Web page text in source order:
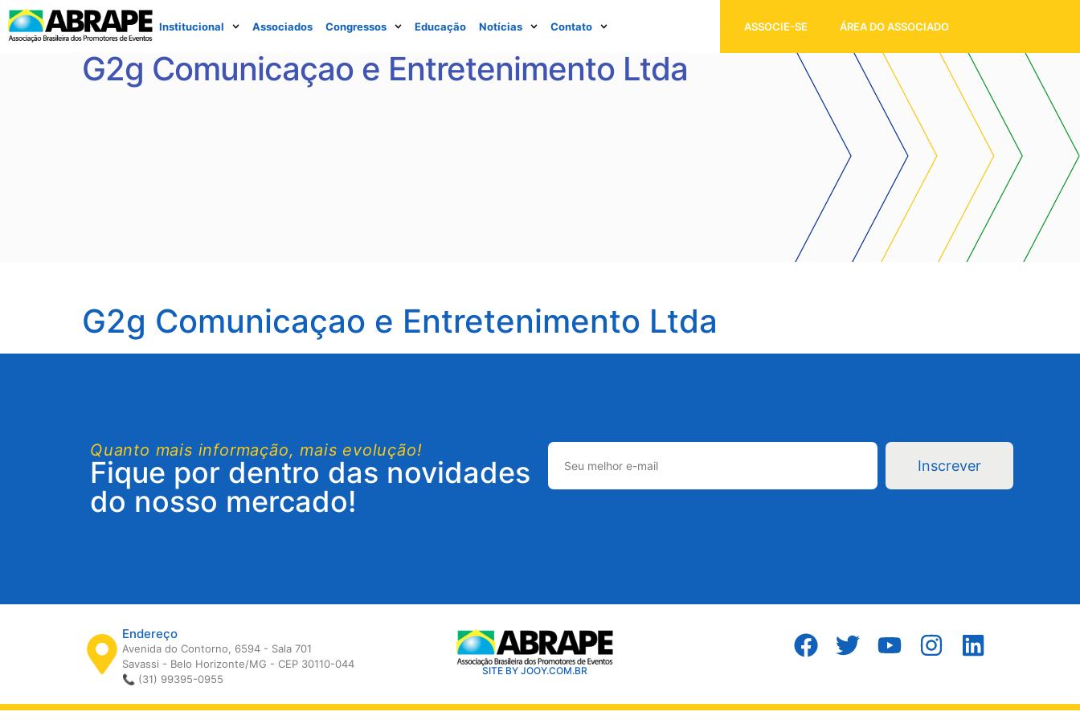
Institucional Associados Congressos Educação Notícias Contato ASSOCIE-SE ÁREA DO ASSOCIADO
G2g Comunicaçao e Entretenimento Ltda
G2g Comunicaçao e Entretenimento Ltda
Quanto mais informação, mais evolução!
Fique por dentro das novidades
do nosso mercado!
Inscrever
Endereço
Avenida do Contorno, 6594 - Sala 701
Savassi - Belo Horizonte/MG - CEP 30110-044
📞 (31) 99395-0955
SITE BY JOOY.COM.BR